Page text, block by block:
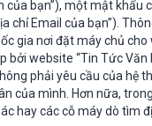
bạn”), một mật khẩu
chỉ Email của bạn”).
gia nơi đặt máy chủ
website “Tin Tức Văn
phải yêu cầu của hệ
của mình. Hơn nữa,
hay các cỗ máy dò tìm